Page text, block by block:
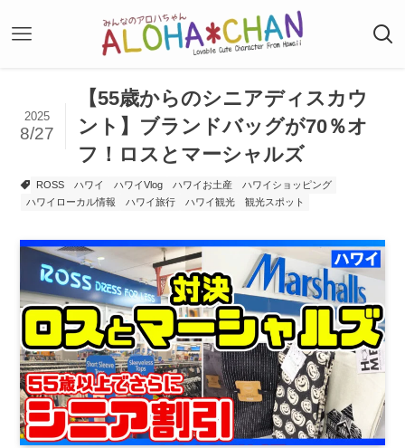
【55歳からのシニアディスカウ
ント】ブランドバッグが70％オ
フ！ロスとマーシャルズ
2025
8/27
ROSS ハワイ ハワイVlog ハワイお土産
ハワイショッピング
ハワイローカル情報
ハワイ旅行 ハワイ観光 観光スポット